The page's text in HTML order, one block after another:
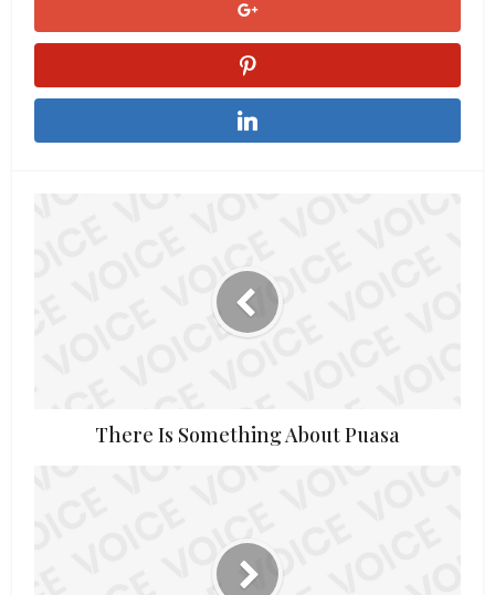
There Is Something About Puasa